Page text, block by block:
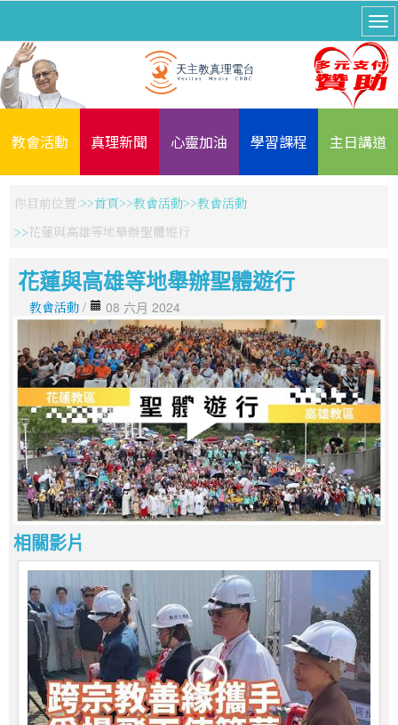
教會活動 真理新聞 心靈加油 學習課程 主日講道
你目前位置: 首頁 教會活動
教會活動
花蓮與高雄等地舉辦聖體遊行
花蓮與高雄等地舉辦聖體遊行
教會活動 / 08 六月 2024
相關影片